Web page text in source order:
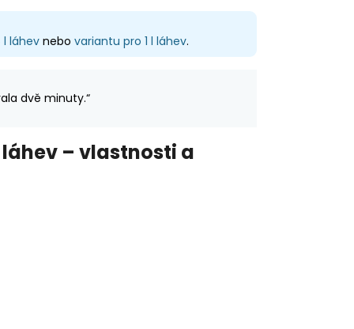
l láhevnebo variantu pro 1 l láhev.
dvě minuty.“
láhev – vlastnosti a